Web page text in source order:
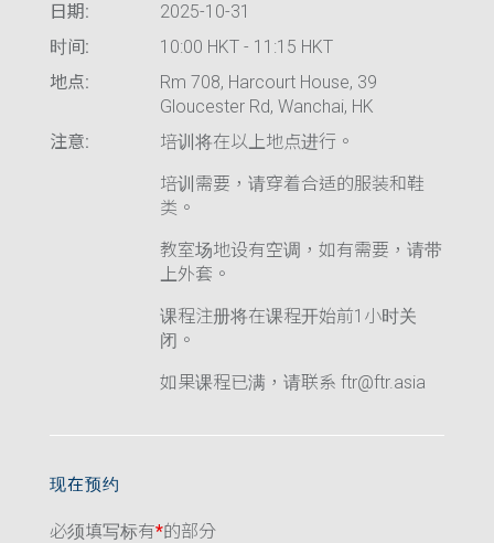
日期:
2025-10-31
时间:
10:00 HKT - 11:15 HKT
地点:
Rm 708, Harcourt House, 39
Gloucester Rd, Wanchai, HK
注意:
培训将在以上地点进行。
培训需要，请穿着合适的服装和鞋
类。
教室场地设有空调，如有需要，请带
上外套。
课程注册将在课程开始前1小时关
闭。
如果课程已满，请联系 ftr@ftr.asia
现在预约
必须填写标有*的部分